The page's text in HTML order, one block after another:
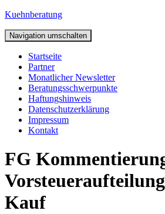
Kuehnberatung
Navigation umschalten
Startseite
Partner
Monatlicher Newsletter
Beratungsschwerpunkte
Haftungshinweis
Datenschutzerklärung
Impressum
Kontakt
FG
Kauf